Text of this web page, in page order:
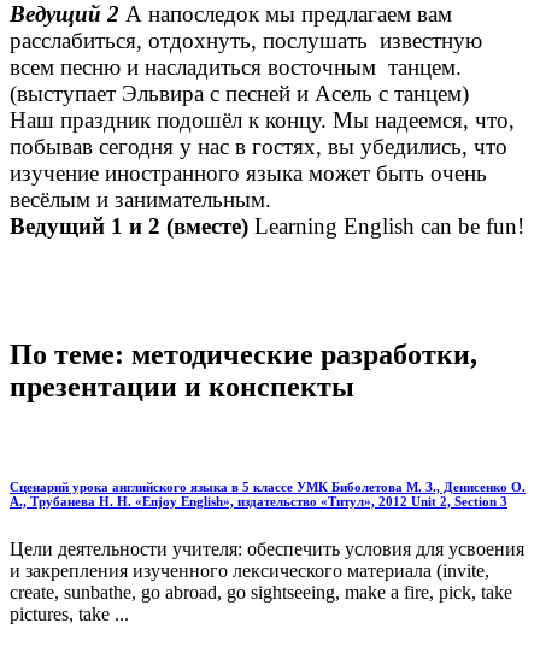
Ведущий 2 А напоследок мы предлагаем вам
расслабиться, отдохнуть, послушать известную
всем песню и насладиться восточным танцем.
(выступает Эльвира с песней и Асель с танцем)
Наш праздник подошёл к концу. Мы надеемся, что,
побывав сегодня у нас в гостях, вы убедились, что
изучение иностранного языка может быть очень
весёлым и занимательным.
Ведущий 1 и 2 (вместе) Learning English can be fun!
По теме: методические разработки,
презентации и конспекты
Сценарий урока английского языка в 5 классе УМК Биболетова М. З., Денисенко О.
А., Трубанева Н. Н. «Enjoy English», издательство «Титул», 2012 Unit 2, Section 3
Цели деятельности учителя: обеспечить условия для усвоения
и закрепления изученного лексического материала (invite,
create, sunbathe, go abroad, go sightseeing, make a fire, pick, take
pictures, take ...